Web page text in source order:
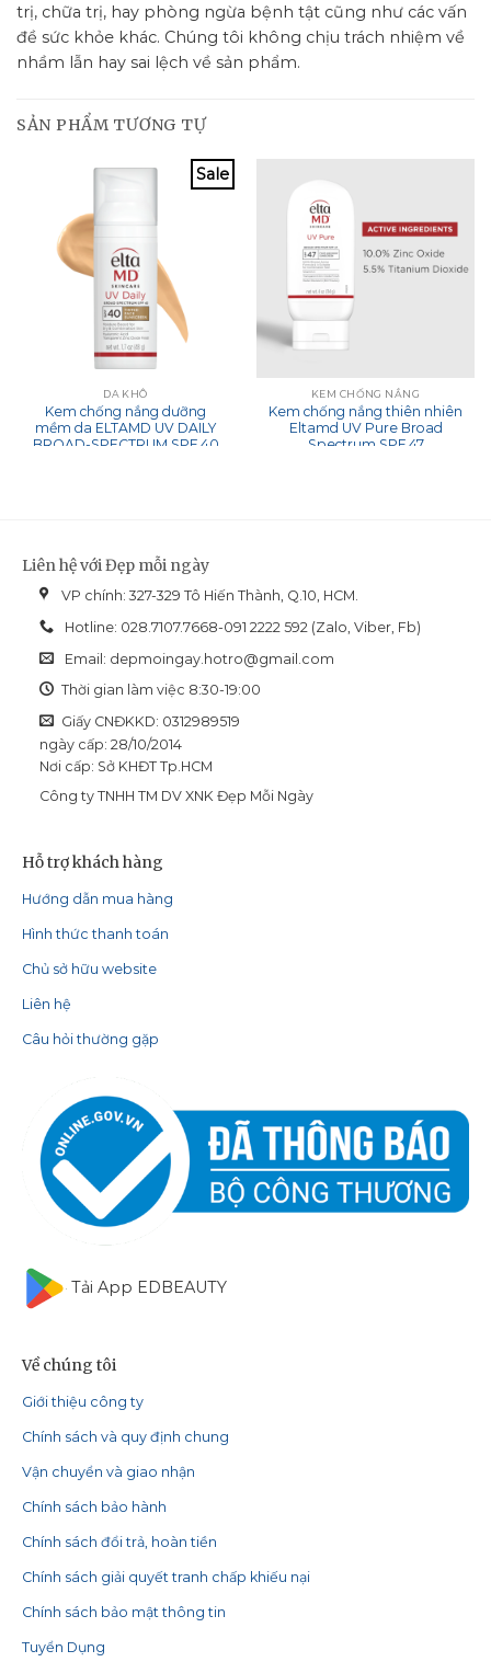
trị, chữa trị, hay phòng ngừa bệnh tật cũng như các vấn
đề sức khỏe khác. Chúng tôi không chịu trách nhiệm về
nhầm lẫn hay sai lệch về sản phẩm.
SẢN PHẨM TƯƠNG TỰ
Sale
DA KHÔ
Kem chống nắng dưỡng
mềm da ELTAMD UV DAILY
BROAD-SPECTRUM SPF 40
KEM CHỐNG NẮNG
Kem chống nắng thiên nhiên
Eltamd UV Pure Broad
Spectrum SPF 47
Liên hệ với Đẹp mỗi ngày
VP chính: 327-329 Tô Hiến Thành, Q.10, HCM.
Hotline: 028.7107.7668-091 2222 592 (Zalo, Viber, Fb)
Email: depmoingay.hotro@gmail.com
Thời gian làm việc 8:30-19:00
Giấy CNĐKKD: 0312989519
ngày cấp: 28/10/2014
Nơi cấp: Sở KHĐT Tp.HCM
Công ty TNHH TM DV XNK Đẹp Mỗi Ngày
Hỗ trợ khách hàng
Hướng dẫn mua hàng
Hình thức thanh toán
Chủ sở hữu website
Liên hệ
Câu hỏi thường gặp
Tải App EDBEAUTY
Về chúng tôi
Giới thiệu công ty
Chính sách và quy định chung
Vận chuyển và giao nhận
Chính sách bảo hành
Chính sách đổi trả, hoàn tiền
Chính sách giải quyết tranh chấp khiếu nại
Chính sách bảo mật thông tin
Tuyển Dụng